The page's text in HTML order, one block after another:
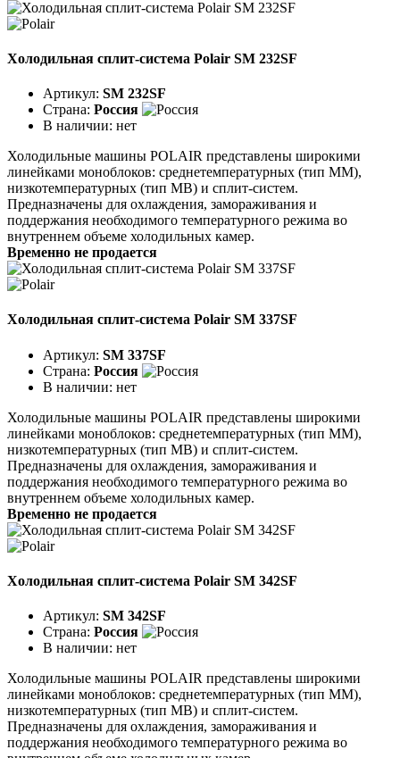
Холодильная сплит-система Polair SM 232SF
Артикул: SM 232SF
Страна: Россия
В наличии: нет
Холодильные машины POLAIR представлены широкими
линейками моноблоков: среднетемпературных (тип ММ),
низкотемпературных (тип МВ) и сплит-систем.
Предназначены для охлаждения, замораживания и
поддержания необходимого температурного режима во
внутреннем объеме холодильных камер.
Временно не продается
Холодильная сплит-система Polair SM 337SF
Артикул: SM 337SF
Страна: Россия
В наличии: нет
Холодильные машины POLAIR представлены широкими
линейками моноблоков: среднетемпературных (тип ММ),
низкотемпературных (тип МВ) и сплит-систем.
Предназначены для охлаждения, замораживания и
поддержания необходимого температурного режима во
внутреннем объеме холодильных камер.
Временно не продается
Холодильная сплит-система Polair SM 342SF
Артикул: SM 342SF
Страна: Россия
В наличии: нет
Холодильные машины POLAIR представлены широкими
линейками моноблоков: среднетемпературных (тип ММ),
низкотемпературных (тип МВ) и сплит-систем.
Предназначены для охлаждения, замораживания и
поддержания необходимого температурного режима во